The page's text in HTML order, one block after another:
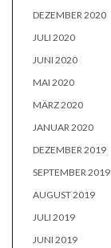
DEZEMBER 2020
JULI 2020
JUNI 2020
MAI 2020
MÄRZ 2020
JANUAR 2020
DEZEMBER 2019
SEPTEMBER 2019
AUGUST 2019
JULI 2019
JUNI 2019